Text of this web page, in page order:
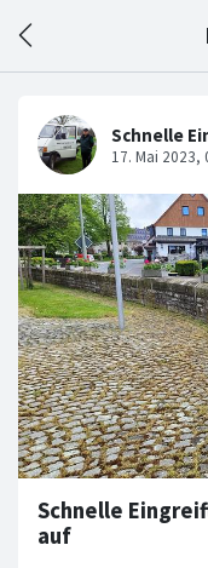
Schnelle
auf